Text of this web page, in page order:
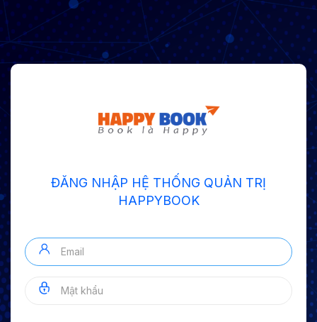
ĐĂNG NHẬP HỆ THỐNG QUẢN TRỊ
HAPPYBOOK